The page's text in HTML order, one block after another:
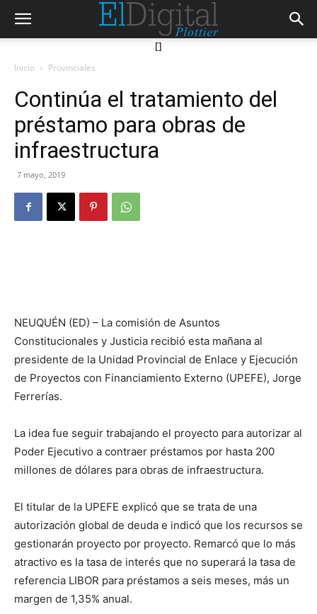
[]
Inicio Provinciales
Continúa el tratamiento del
préstamo para obras de
infraestructura
7 mayo, 2019
NEUQUÉN (ED) – La comisión de Asuntos
Constitucionales y Justicia recibió esta mañana al
presidente de la Unidad Provincial de Enlace y Ejecución
de Proyectos con Financiamiento Externo (UPEFE), Jorge
Ferrerías.
La idea fue seguir trabajando el proyecto para autorizar al
Poder Ejecutivo a contraer préstamos por hasta 200
millones de dólares para obras de infraestructura.
El titular de la UPEFE explicó que se trata de una
autorización global de deuda e indicó que los recursos se
gestionarán proyecto por proyecto. Remarcó que lo más
atractivo es la tasa de interés que no superará la tasa de
referencia LIBOR para préstamos a seis meses, más un
margen de 1,35% anual.